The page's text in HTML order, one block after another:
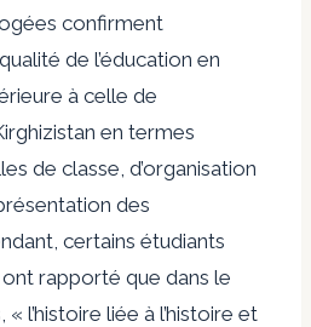
confirment
de l’éducation en
à celle de
en termes
de classe, d’organisation
des
certains étudiants
rapporté que dans le
l’histoire liée à l’histoire et